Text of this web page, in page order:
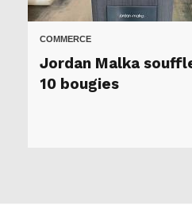
COMMERCE
Jordan Malka
10 bougies